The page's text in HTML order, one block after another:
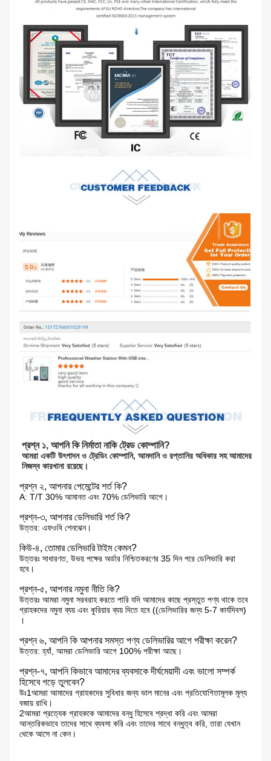
প্রশ্ন ১, আপনি কি নির্মাতা নাকি ট্রেড কোম্পানি?
আমরা একটি উৎপাদন ও ট্রেডিং কোম্পানি, আমদানি ও রপ্তানির অধিকার সহ আমাদের
নিজস্ব কারখানা রয়েছে।
প্রশ্ন ২, আপনার পেমেন্টের শর্ত কি?
A: T/T 30% আমানত এবং 70% ডেলিভারি আগে।
প্রশ্ন-৩, আপনার ডেলিভারি শর্ত কি?
উত্তর: এফওবি শেনঝেন।
কিউ-৪, তোমার ডেলিভারি টাইম কেমন?
উত্তরঃ সাধারণত, উভয় পক্ষের অর্ডার নিশ্চিতকরণের 35 দিন পরে ডেলিভারি করা
হবে।
প্রশ্ন-৫, আপনার নমুনা নীতি কি?
উত্তরঃ আমরা নমুনা সরবরাহ করতে পারি যদি আমাদের কাছে প্রস্তুত পণ্য থাকে তবে
গ্রাহকদের নমুনা ব্যয় এবং কুরিয়ার ব্যয় দিতে হবে ((ডেলিভারির জন্য 5-7 কার্যদিবস)
।
প্রশ্ন ৬, আপনি কি আপনার সমস্ত পণ্য ডেলিভারির আগে পরীক্ষা করেন?
উত্তর: হ্যাঁ, আমরা ডেলিভারি আগে 100% পরীক্ষা আছে।
প্রশ্ন-৭, আপনি কিভাবে আমাদের ব্যবসাকে দীর্ঘমেয়াদী এবং ভালো সম্পর্ক
হিসেবে গড়ে তুলবেন?
উঃ1আমরা আমাদের গ্রাহকদের সুবিধার জন্য ভাল মানের এবং প্রতিযোগিতামূলক মূল্য
বজায় রাখি।
2আমরা প্রত্যেক গ্রাহককে আমাদের বন্ধু হিসেবে শ্রদ্ধা করি এবং আমরা
আন্তরিকভাবে তাদের সাথে ব্যবসা করি এবং তাদের সাথে বন্ধুত্ব করি, তারা যেখান
থেকে আসে না কেন।